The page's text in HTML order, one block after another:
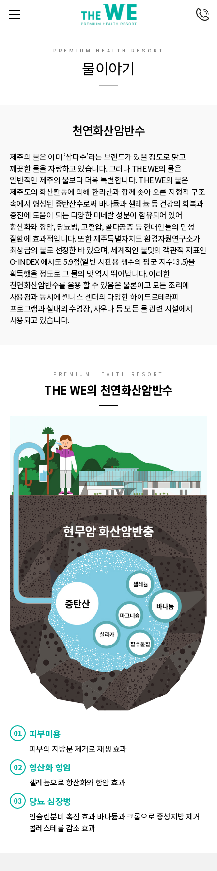
메뉴열기
PREMIUM HEALTH RESORT
물이야기
천연화산암반수
제주의 물은 이미 ‘삼다수’라는 브랜드가 있을 정도로 맑고
깨끗한 물을 자랑하고 있습니다.그러나 THE WE의 물은
일반적인 제주의 물보다 더욱 특별합니다. THE WE의 물은
제주도의 화산활동에 의해 한라산과 함께 솟아 오른 지형적 구조
속에서 형성된 중탄산수로써 바나듐과 셀레늄 등 건강의 회복과
증진에 도움이 되는 다양한 미네랄 성분이 함유되어 있어
항산화와 항암, 당뇨병, 고혈압, 골다공증 등 현대인들의 만성
질환에 효과적입니다.또한 제주특별자치도 환경자원연구소가
최상급의 물로 선정한 바 있으며, 세계적인 물맛의 객관적 지표인
O-INDEX 에서도 5.9점(일반 시판용 생수의 평균 지수: 3.5)을
획득했을 정도로 그 물의 맛 역시 뛰어납니다.이러한
천연화산암반수를 음용 할 수 있음은 물론이고 모든 조리에
사용됨과 동시에 웰니스 센터의 다양한 하이드로테라피
프로그램과 실내외 수영장, 사우나 등 모든 물 관련 시설에서
사용되고 있습니다.
PREMIUM HEALTH RESORT
THE WE의 천연화산암반수
피부미용
피부의 지방분 제거로 재생 효과
항산화 항암
셀레늄으로 항산화와 함암 효과
당뇨 심장병
인슐린분비 촉진 효과 바나듐과 크롬으로 중성지방 제거
콜레스테롤 감소 효과